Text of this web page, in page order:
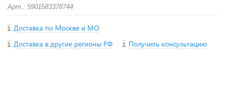
Арт.: 5901583378744
Доставка по Москве и МО
Доставка в другие регионы РФ
Получить консультацию